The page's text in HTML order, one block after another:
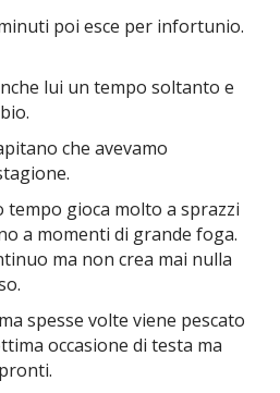
poi esce per infortunio.
lui un tempo soltanto e
che avevamo
tempo gioca molto a sprazzi
a momenti di grande foga.
ma non crea mai nulla
spesse volte viene pescato
occasione di testa ma